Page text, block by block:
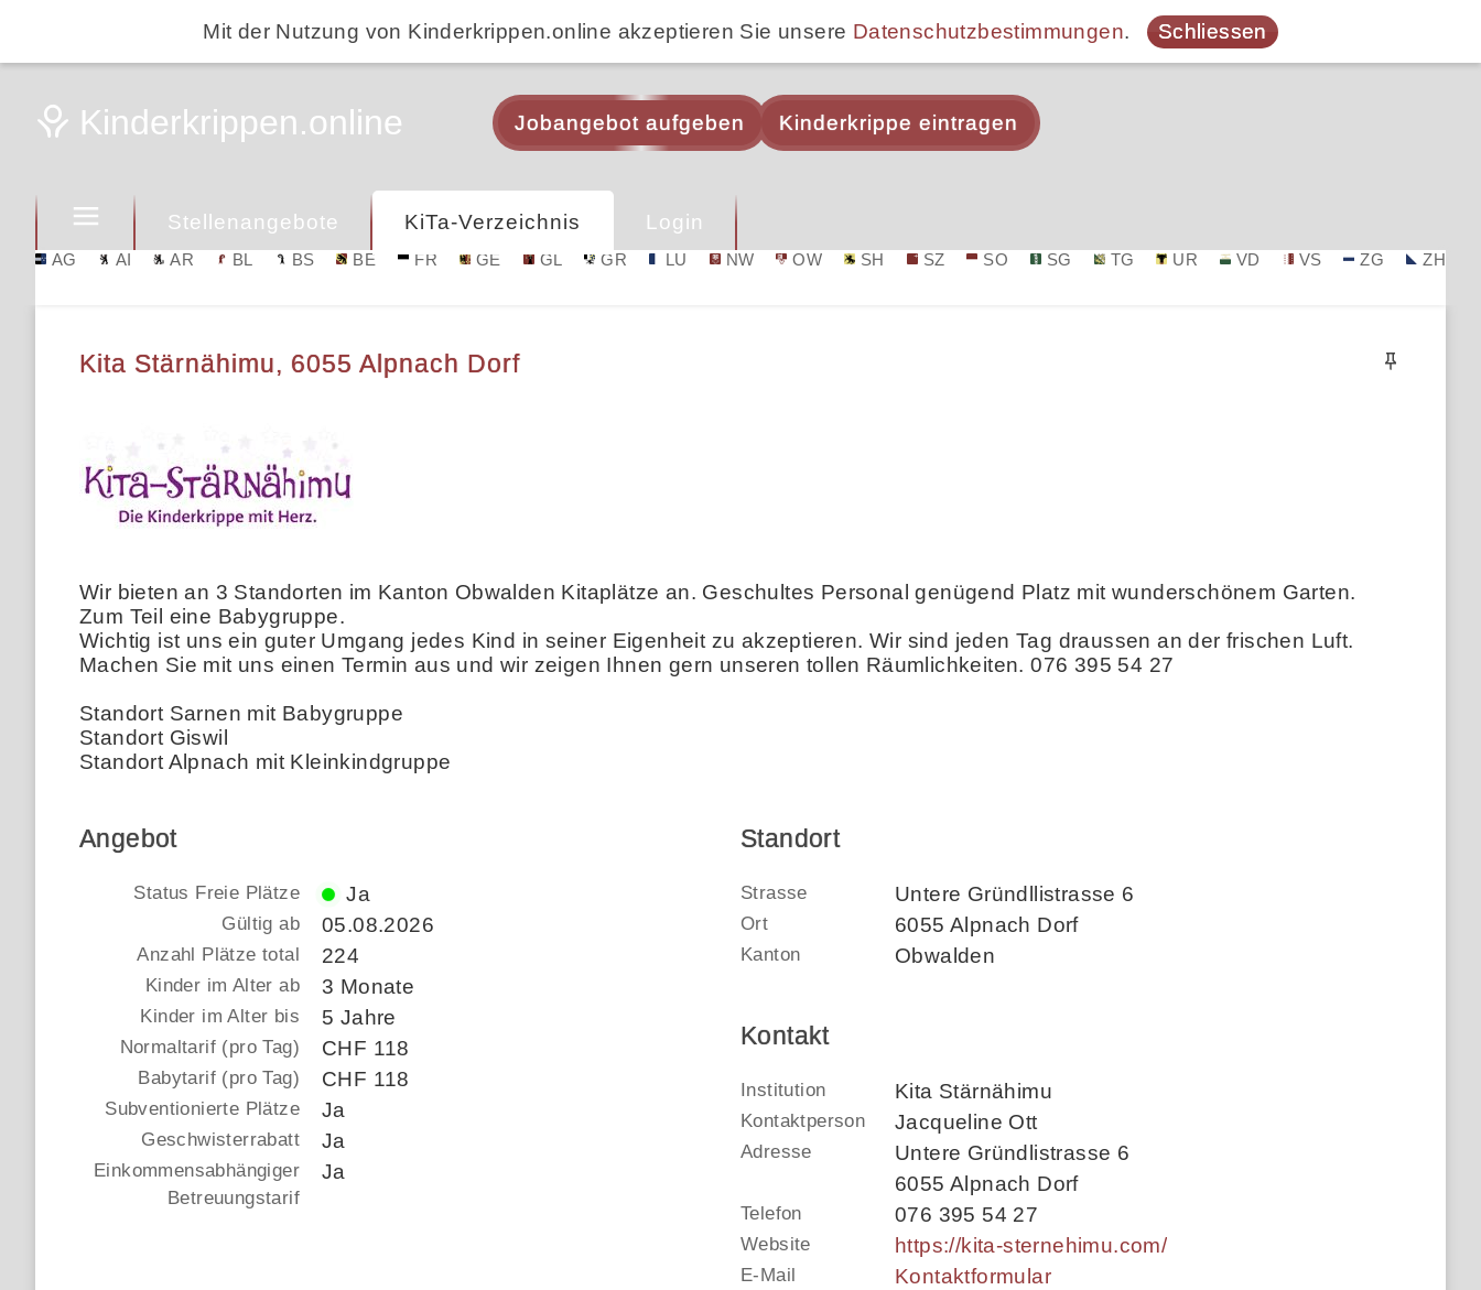
Mit der Nutzung von Kinderkrippen.online akzeptieren Sie unsere Datenschutzbestimmungen. Schliessen
Jobangebot aufgeben Kinderkrippe eintragen
Stellenangebote KiTa-Verzeichnis Login
AG AI AR BL BS BE FR GE GL GR LU NW OW SH SZ SO SG TG UR VD VS ZG ZH
Kita Stärnähimu, 6055 Alpnach Dorf
Wir bieten an 3 Standorten im Kanton Obwalden Kitaplätze an. Geschultes Personal genügend Platz mit wunderschönem Garten.
Zum Teil eine Babygruppe.
Wichtig ist uns ein guter Umgang jedes Kind in seiner Eigenheit zu akzeptieren. Wir sind jeden Tag draussen an der frischen Luft.
Machen Sie mit uns einen Termin aus und wir zeigen Ihnen gern unseren tollen Räumlichkeiten. 076 395 54 27
Standort Sarnen mit Babygruppe
Standort Giswil
Standort Alpnach mit Kleinkindgruppe
Angebot
Status Freie Plätze Ja
Gültig ab 05.08.2026
Anzahl Plätze total 224
Kinder im Alter ab 3 Monate
Kinder im Alter bis 5 Jahre
Normaltarif (pro Tag) CHF 118
Babytarif (pro Tag) CHF 118
Subventionierte Plätze Ja
Geschwisterrabatt Ja
Einkommensabhängiger
Betreuungstarif
Ja
Standort
Strasse Untere Gründllistrasse 6
Ort 6055 Alpnach Dorf
Kanton Obwalden
Kontakt
Institution Kita Stärnähimu
Kontaktperson Jacqueline Ott
Adresse
Untere Gründlistrasse 6
6055 Alpnach Dorf
Telefon 076 395 54 27
Website https://kita-sternehimu.com/
E-Mail
Kontaktformular